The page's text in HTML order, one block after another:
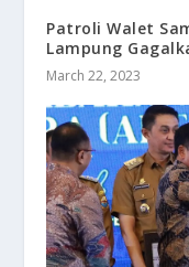
Patroli Walet
Lampung
March 22, 2023